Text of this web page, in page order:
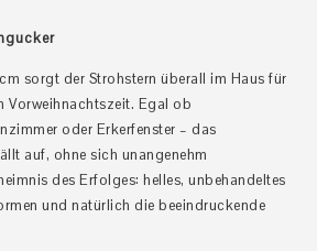
sorgt der Strohstern überall im Haus für
Vorweihnachtszeit. Egal ob
oder Erkerfenster – das
auf, ohne sich unangenehm
des Erfolges: helles, unbehandeltes
und natürlich die beeindruckende